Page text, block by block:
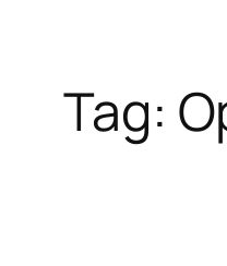
Tag: